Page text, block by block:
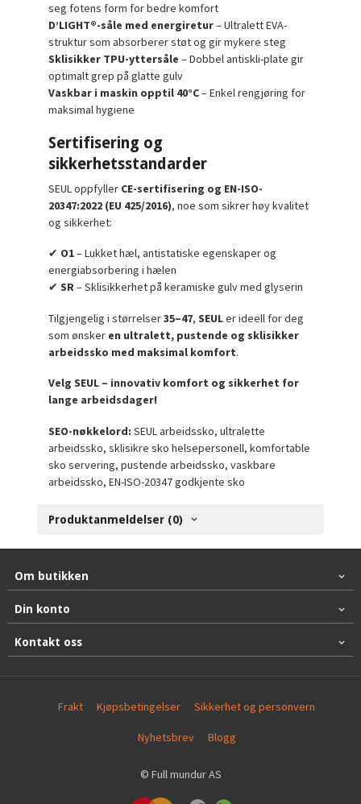
seg fotens form for bedre komfort
D’LIGHT®-såle med energiretur– Ultralett EVA-
struktur som absorberer støt og gir mykere steg
Sklisikker TPU-yttersåle – Dobbel antiskli-plate gir
optimalt grep på glatte gulv
Vaskbar i maskin opptil 40°C– Enkel rengjøring for
maksimal hygiene
Sertifisering og
sikkerhetsstandarder
SEUL oppfyller CE-sertifisering og EN-ISO-
20347:2022 (EU 425/2016), noe som sikrer høy kvalitet
og sikkerhet:
✔ O1– Lukket hæl, antistatiske egenskaper og
energiabsorbering i hælen
✔SR– Sklisikkerhet på keramiske gulv med glyserin
Tilgjengelig i størrelser35–47,SEULer ideell for deg
som ønsker en ultralett, pustende og sklisikker
arbeidssko med maksimal komfort.
Velg SEUL – innovativ komfort og sikkerhet for
lange arbeidsdager!
SEO-nøkkelord: SEUL arbeidssko, ultralette
arbeidssko, sklisikre sko helsepersonell, komfortable
sko servering, pustende arbeidssko, vaskbare
arbeidssko, EN-ISO-20347 godkjente sko
Produktanmeldelser (0)
Om butikken
Din konto
Kontakt oss
Frakt Kjøpsbetingelser Sikkerhet og personvern
Nyhetsbrev Blogg
© Full mundur AS